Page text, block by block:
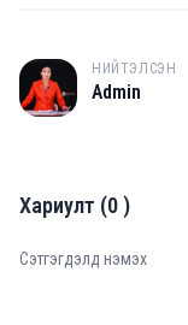
A
НИЙТЭЛСЭН
Admin
Хариулт (0)